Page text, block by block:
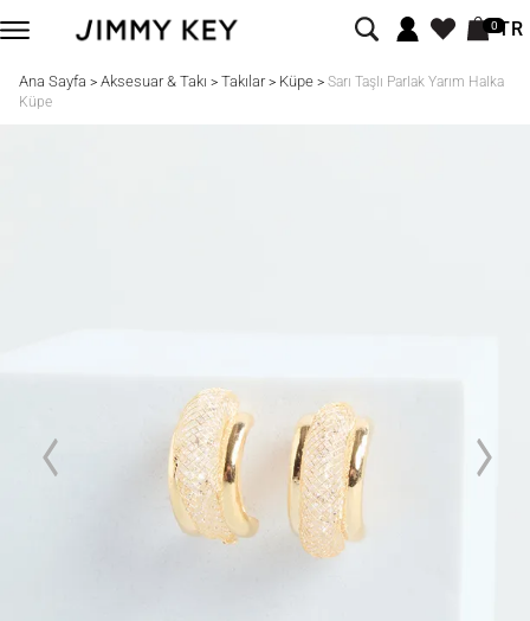
0TR
Ana Sayfa > Aksesuar & Takı > Takılar> Küpe> Sarı Taşlı Parlak Yarım Halka
Küpe